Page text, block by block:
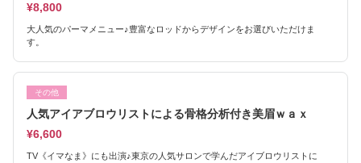
¥8,800
大人気のパーマメニュー♪豊富なロッドからデザインをお選びいただけま
す。
その他
人気アイアブロウリストによる骨格分析付き美眉ｗａｘ
¥6,600
TV《イマなま》にも出演♪東京の人気サロンで学んだアイブロウリストに